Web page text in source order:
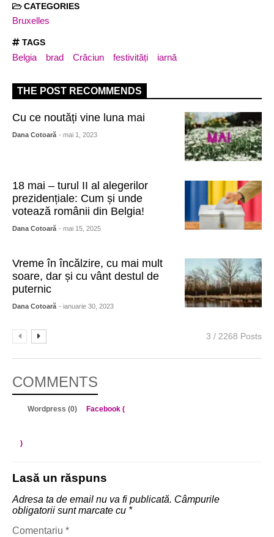
CATEGORIES
Bruxelles
TAGS
Belgia brad Crăciun festivități iarnă
THE POST RECOMMENDS
Cu ce noutăți vine luna mai
Dana Cotoară - mai 1, 2023
18 mai – turul II al alegerilor
prezidențiale: Cum și unde
votează românii din Belgia!
Dana Cotoară - mai 15, 2025
Vreme în încălzire, cu mai mult
soare, dar și cu vânt destul de
puternic
Dana Cotoară - ianuarie 30, 2023
3 / 2268 Posts
COMMENTS
Wordpress (0) Facebook (
)
Lasă un răspuns
Adresa ta de email nu va fi publicată. Câmpurile
obligatorii sunt marcate cu *
Comentariu *